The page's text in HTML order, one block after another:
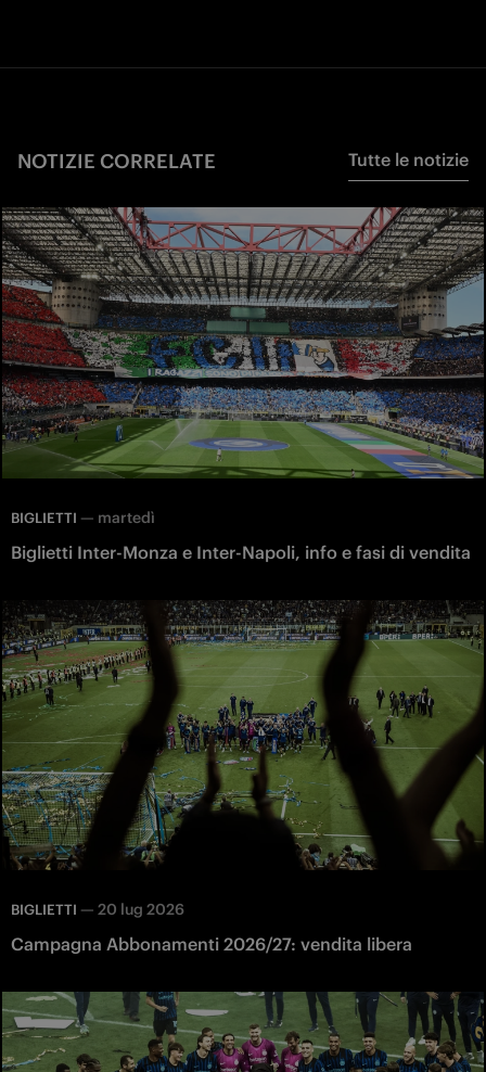
NOTIZIE CORRELATE Tutte le notizie
BIGLIETTI — martedì
Biglietti Inter-Monza e Inter-Napoli, info e fasi di vendita
BIGLIETTI — 20 lug 2026
Campagna Abbonamenti 2026/27: vendita libera